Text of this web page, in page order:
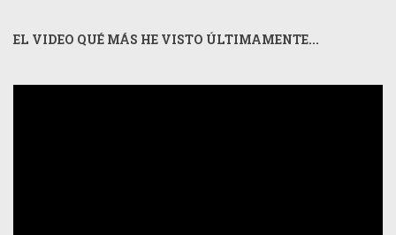
EL VIDEO QUÉ MÁS HE VISTO ÚLTIMAMENTE...